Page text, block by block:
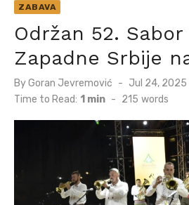
ZABAVA
Održan 52.
Zapadne Srbije
ByGoran Jevremović
Posted
on
Jul 24, 2025
Time to Read: 1 min - 215 words